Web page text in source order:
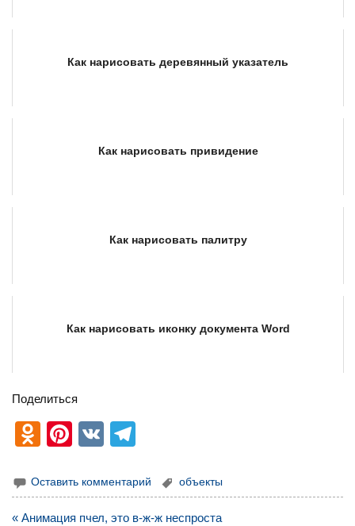
Как нарисовать деревянный указатель
Как нарисовать привидение
Как нарисовать палитру
Как нарисовать иконку документа Word
Поделиться
O
n
o
Pi
er
e
V
e
gr
Оставить комментарий объекты
Навигация
« Анимация пчел, это в-ж-ж неспроста